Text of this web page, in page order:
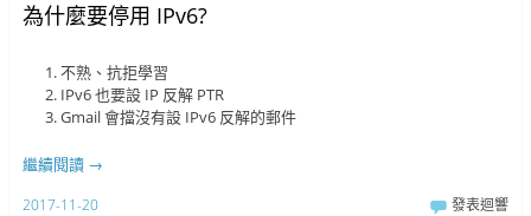
為什麼要停用 IPv6?
不熟、抗拒學習
IPv6 也要設 IP 反解 PTR
Gmail 會擋沒有設 IPv6 反解的郵件
繼續閱讀 →
2017-11-20 發表迴響